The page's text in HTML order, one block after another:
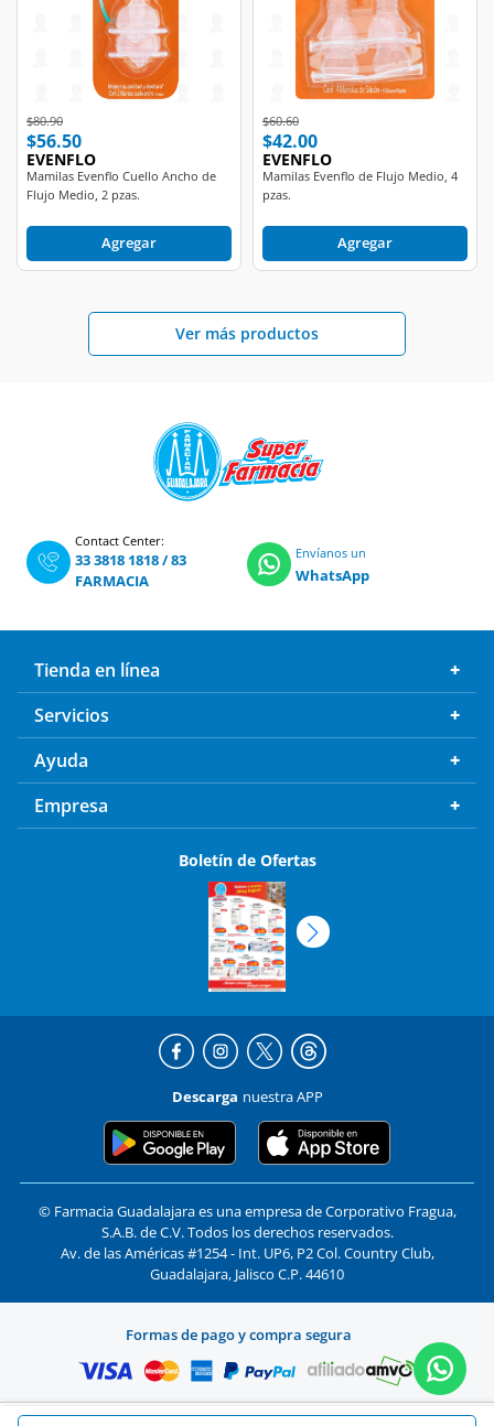
Price reduced from
$80.90to
$56.50
EVENFLO
Mamilas Evenflo Cuello Ancho de
Flujo Medio, 2 pzas.
Agregar
Price reduced from
$60.60to
$42.00
EVENFLO
Mamilas Evenflo de Flujo Medio, 4
pzas.
Agregar
Ver más productos
Contact Center:
33 3818 1818/83
FARMACIA
Envíanos un
WhatsApp
Tienda en línea
Servicios
Ayuda
Empresa
Boletín de Ofertas
Descarga nuestra APP
© Farmacia Guadalajara es una empresa de Corporativo Fragua,
S.A.B. de C.V. Todos los derechos reservados.
Av. de las Américas #1254 - Int. UP6, P2 Col. Country Club,
Guadalajara, Jalisco C.P. 44610
Formas de pago y compra segura